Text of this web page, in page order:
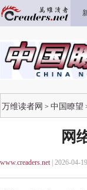
万维读者网 > 中国瞭望
网
www.creaders.net| 2026-04-